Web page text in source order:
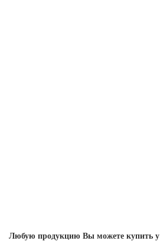
Любую продукцию Вы можете купить у